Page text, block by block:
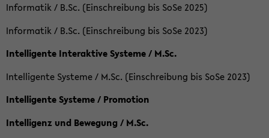
Informatik / B.Sc. (Einschreibung bis SoSe 2025)
Informatik / B.Sc. (Einschreibung bis SoSe 2023)
Intelligente Interaktive Systeme / M.Sc.
Intelligente Systeme / M.Sc. (Einschreibung bis SoSe 2023)
Intelligente Systeme / Promotion
Intelligenz und Bewegung / M.Sc.